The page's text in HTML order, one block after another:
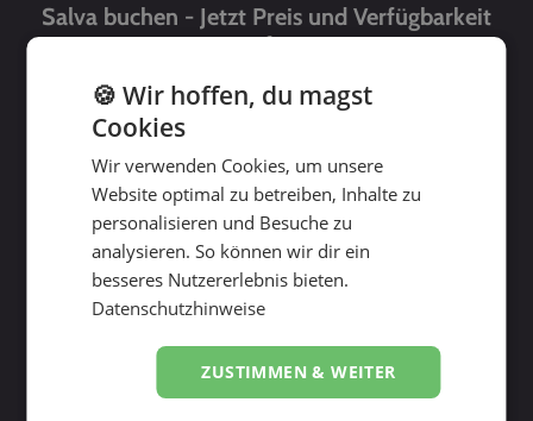
Salva buchen - Jetzt Preis und Verfügbarkeit
prüfen!
bis
🍪 Wir hoffen, du magst
Cookies
Wir verwenden Cookies, um unsere
Website optimal zu betreiben, Inhalte zu
personalisieren und Besuche zu
analysieren. So können wir dir ein
besseres Nutzererlebnis bieten.
Datenschutzhinweise
ZUSTIMMEN & WEITER